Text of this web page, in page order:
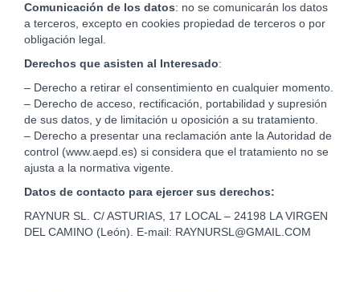
Comunicación de los datos: no se comunicarán los datos
a terceros, excepto en cookies propiedad de terceros o por
obligación legal.
Derechos que asisten al Interesado:
– Derecho a retirar el consentimiento en cualquier momento.
– Derecho de acceso, rectificación, portabilidad y supresión
de sus datos, y de limitación u oposición a su tratamiento.
– Derecho a presentar una reclamación ante la Autoridad de
control (www.aepd.es) si considera que el tratamiento no se
ajusta a la normativa vigente.
Datos de contacto para ejercer sus derechos:
RAYNUR SL. C/ ASTURIAS, 17 LOCAL – 24198 LA VIRGEN
DEL CAMINO (León). E-mail: RAYNURSL@GMAIL.COM